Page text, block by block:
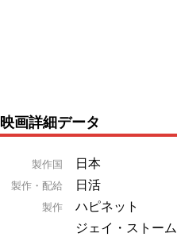
映画詳細データ
製作国 日本
製作・配給 日活
製作
ハピネット
ジェイ・ストーム